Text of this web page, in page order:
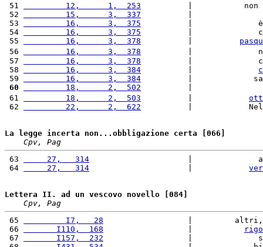
51
         12,      1,  253
|
52
         15,      3,  337
53
         16,      3,  375
|
54
         16,      3,  375
|
55
         16,      3,  378
56
         16,      3,  378
|
57
         16,      3,  378
|
58
         16,      3,  384
59
         16,      3,  384
|
60
         18,      2,  502
61
         18,      2,  503
62
         22,      2,  622
|
La legge incerta non...obbligazione certa [066]
Cpv, Pag
63
     27,   314
|
64
     27,   314
Lettera II. ad un vescovo novello [084]
Cpv, Pag
65
         I7,   28
|
66
       I110,  168
67
       I157,  232
|